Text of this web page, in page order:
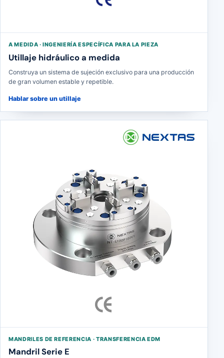
A MEDIDA · INGENIERÍA ESPECÍFICA PARA LA PIEZA
Utillaje hidráulico a medida
Construya un sistema de sujeción exclusivo para una producción
de gran volumen estable y repetible.
Hablar sobre un utillaje
MANDRILES DE REFERENCIA · TRANSFERENCIA EDM
Mandril Serie E